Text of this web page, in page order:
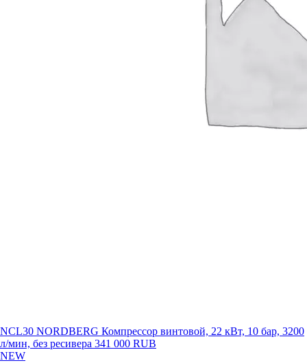
NCL30 NORDBERG Компрессор винтовой, 22 кВт, 10 бар, 3200
л/мин, без ресивера 341 000 RUB
NEW